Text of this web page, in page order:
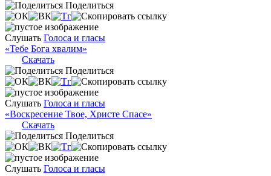
Поделиться
Слушать Голоса и гласы
«Тебе Бога хвалим»
Скачать
Поделиться
Слушать Голоса и гласы
«Воскресение Твое, Христе Спасе»
Скачать
Поделиться
Слушать Голоса и гласы